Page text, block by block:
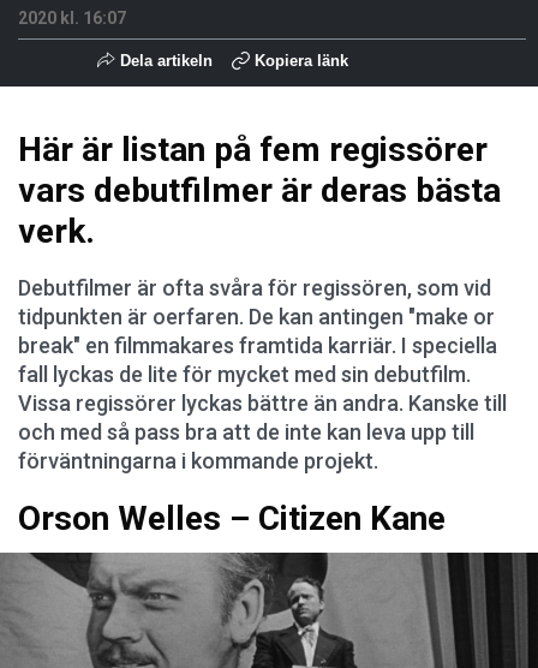
2020 kl. 16:07
Dela artikeln Kopiera länk
Här är listan på fem regissörer
vars debutfilmer är deras bästa
verk.
Debutfilmer är ofta svåra för regissören, som vid
tidpunkten är oerfaren. De kan antingen "make or
break" en filmmakares framtida karriär. I speciella
fall lyckas de lite för mycket med sin debutfilm.
Vissa regissörer lyckas bättre än andra. Kanske till
och med så pass bra att de inte kan leva upp till
förväntningarna i kommande projekt.
Orson Welles – Citizen Kane